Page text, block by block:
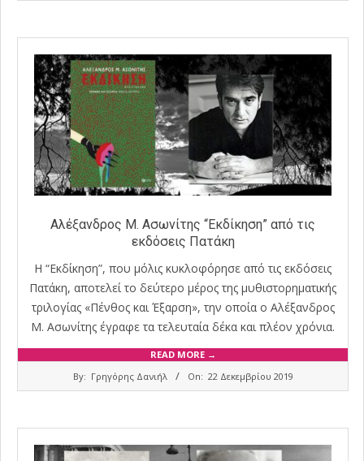
Αλέξανδρος Μ. Ασωνίτης “Εκδίκηση” από τις
εκδόσεις Πατάκη
Η “Εκδίκηση”, που μόλις κυκλοφόρησε από τις εκδόσεις
Πατάκη, αποτελεί το δεύτερο µέρος της µυθιστορηµατικής
τριλογίας «Πένθος και Έξαρση», την οποία ο Αλέξανδρος
Μ. Ασωνίτης έγραφε τα τελευταία δέκα και πλέον χρόνια.
READ MORE →
By: Γρηγόρης Δανιήλ On: 22 Δεκεμβρίου 2019